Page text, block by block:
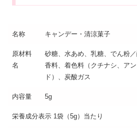
名称 キャンデー・清涼菓子
原材料
名
砂糖、水あめ、乳糖、でん粉／
香料、着色料（クチナシ、ア
ド）、炭酸ガス
内容量 5g
栄養成分表示 1袋（5g）当たり